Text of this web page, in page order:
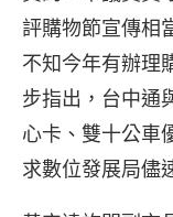
評購物節宣傳相
不知今年有辦理
步指出，台中通
心卡、雙十公車
求數位發展局儘